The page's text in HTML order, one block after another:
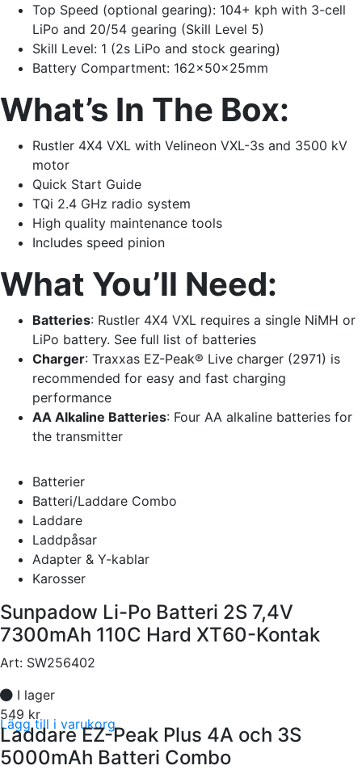
Top Speed (optional gearing): 104+ kph with 3-cell
LiPo and 20/54 gearing (Skill Level 5)
Skill Level: 1 (2s LiPo and stock gearing)
Battery Compartment: 162x50x25mm
What’s In The Box:
Rustler 4X4 VXL with Velineon VXL-3s and 3500 kV
motor
Quick Start Guide
TQi 2.4 GHz radio system
High quality maintenance tools
Includes speed pinion
What You’ll Need:
Batteries: Rustler 4X4 VXL requires a single NiMH or
LiPo battery. See full list of batteries
Charger: Traxxas EZ-Peak® Live charger (2971) is
recommended for easy and fast charging
performance
AA Alkaline Batteries: Four AA alkaline batteries for
the transmitter
Batterier
Batteri/Laddare Combo
Laddare
Laddpåsar
Adapter & Y-kablar
Karosser
Sunpadow Li-Po Batteri 2S 7,4V
7300mAh 110C Hard XT60-Kontak
Art: SW256402
I lager
549 kr
Lägg till i varukorg
Laddare EZ-Peak Plus 4A och 3S
5000mAh Batteri Combo